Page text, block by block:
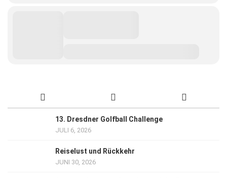
13. Dresdner Golfball Challenge
JULI 6, 2026
Reiselust und Rückkehr
JUNI 30, 2026